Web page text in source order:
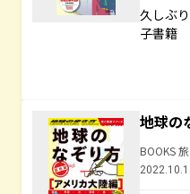
久しぶ
子書籍
地球
BOOKS